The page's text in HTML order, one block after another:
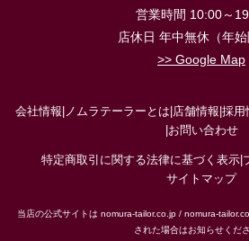
営業時間 10:00～
店休日 年中無休（年始
>> Google Map
会社情報 ノムラテーラーとは 店舗情報 採用
お問い合わせ
特定商取引に関する法律に基づく表示|
サイトマップ
当店の公式サイトは nomura-tailor.co.jp / nomura-
された場合はお知らせくださ